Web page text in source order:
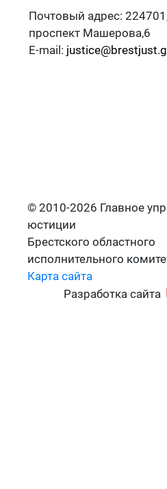
Почтовый адрес:
проспект Машерова,6
E-mail:
© 2010-2026 Главное
юстиции
Брестского областного
исполнительного
Карта сайта
Разработка сайта